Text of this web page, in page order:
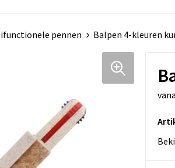
pennen Balpen 4-kleuren